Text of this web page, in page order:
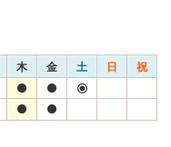
木 金 土 日 祝